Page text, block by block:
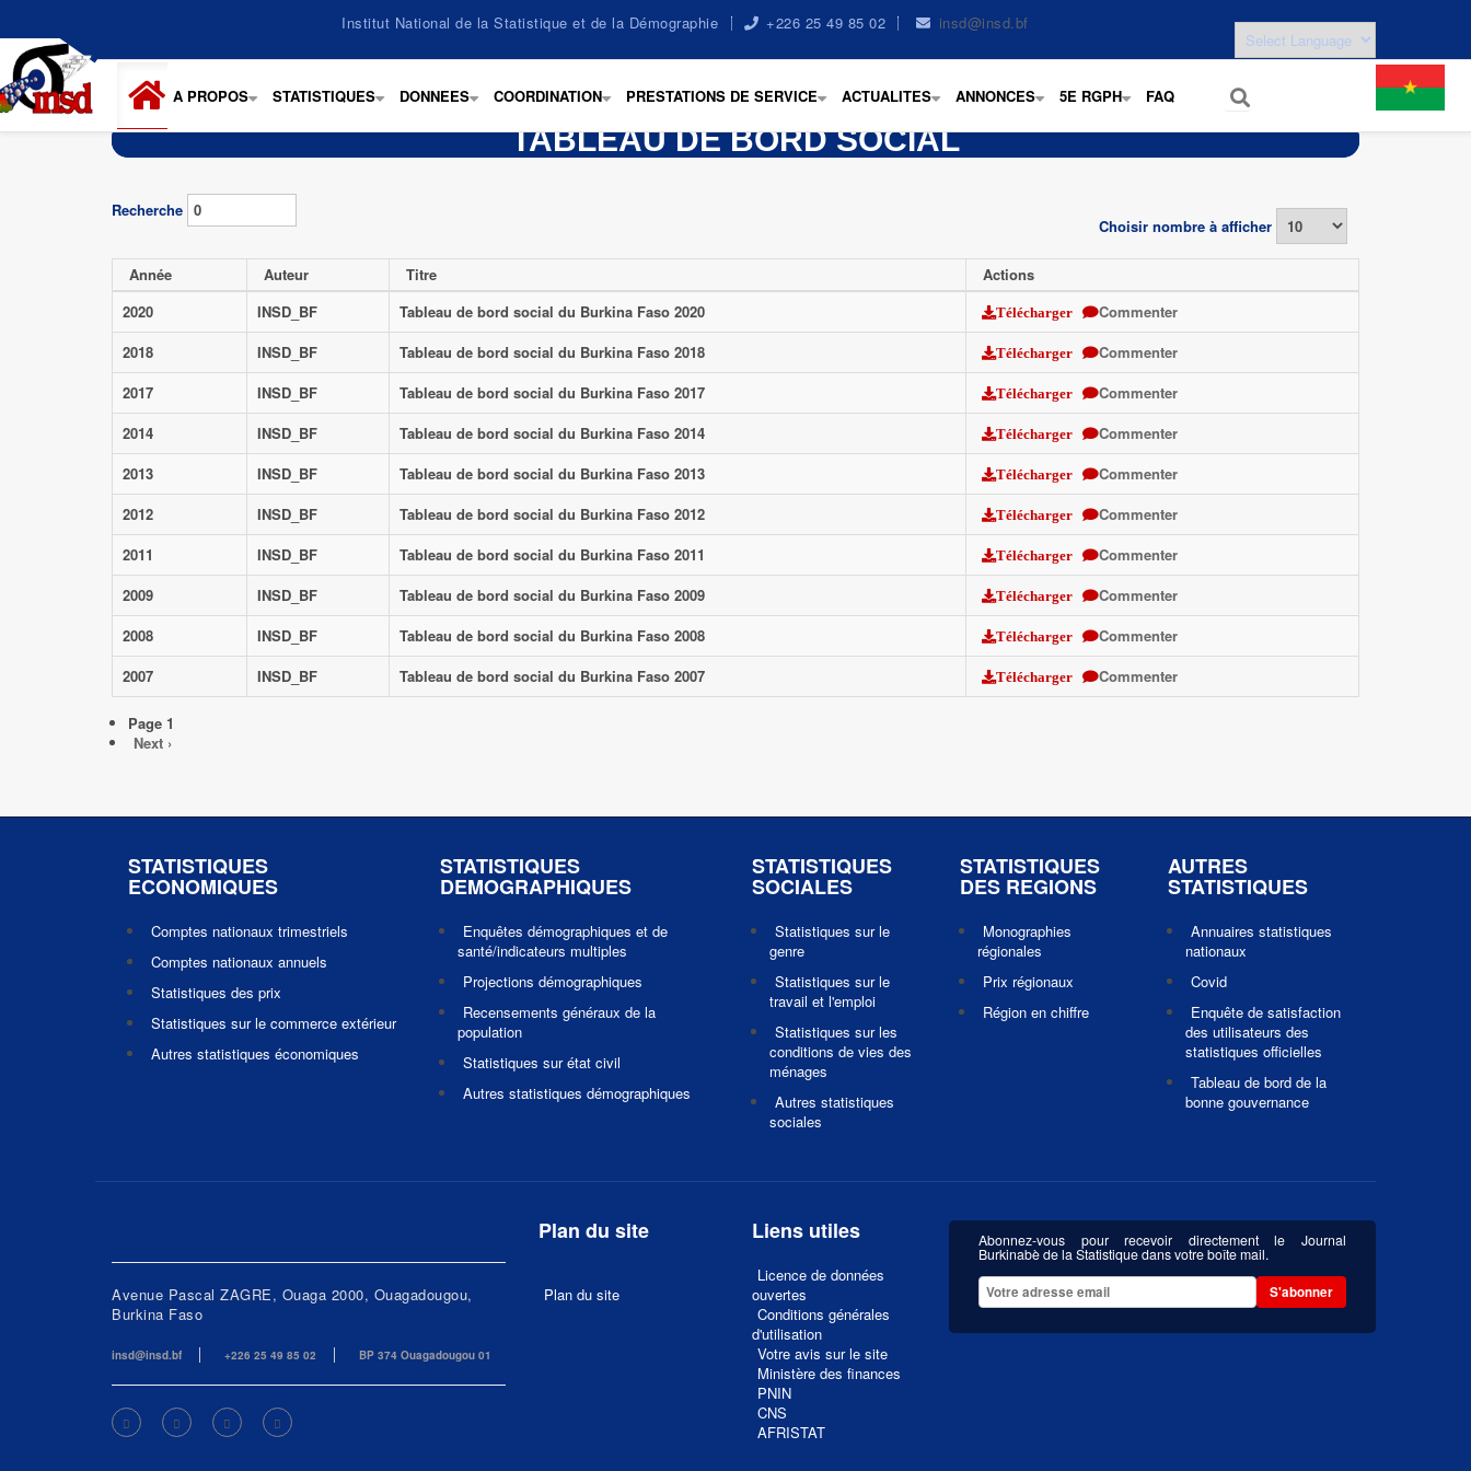
contenu
principal
Institut National de la Statistique et de la Démographie +226 25 49 85 02 insd@insd.bf
+
A PROPOS
+
STATISTIQUES
+
DONNEES
+
COORDINATION
+
PRESTATIONS DE SERVICE
+
ACTUALITES
+
ANNONCES
+
5E RGPH FAQ
TABLEAU DE BORD SOCIAL
Choisir nombre à afficher
Recherche
Année Auteur Titre
Actions
2020
INSD_BF Tableau de bord social du Burkina Faso 2020 Télécharger
Commenter
2018
INSD_BF Tableau de bord social du Burkina Faso 2018 Télécharger
Commenter
2017
INSD_BF Tableau de bord social du Burkina Faso 2017 Télécharger
Commenter
2014
INSD_BF Tableau de bord social du Burkina Faso 2014 Télécharger
Commenter
2013
INSD_BF Tableau de bord social du Burkina Faso 2013 Télécharger
Commenter
2012
INSD_BF Tableau de bord social du Burkina Faso 2012 Télécharger
Commenter
2011
INSD_BF Tableau de bord social du Burkina Faso 2011 Télécharger
Commenter
2009
INSD_BF Tableau de bord social du Burkina Faso 2009 Télécharger
Commenter
2008
INSD_BF Tableau de bord social du Burkina Faso 2008 Télécharger
Commenter
2007
INSD_BF Tableau de bord social du Burkina Faso 2007 Télécharger Commenter
Pagination
Page 1
Page
Next ›
STATISTIQUES
ECONOMIQUES
Comptes nationaux trimestriels
Comptes nationaux annuels
Statistiques des prix
Statistiques sur le commerce extérieur
Autres statistiques économiques
STATISTIQUES
DEMOGRAPHIQUES
Enquêtes démographiques et de
santé/indicateurs multiples
Projections démographiques
Recensements généraux de la
population
Statistiques sur état civil
Autres statistiques démographiques
STATISTIQUES
SOCIALES
Statistiques sur le
genre
Statistiques sur le
travail et l'emploi
Statistiques sur les
conditions de vies des
ménages
Autres statistiques
sociales
STATISTIQUES
DES REGIONS
Monographies
régionales
Prix régionaux
Région en chiffre
AUTRES
STATISTIQUES
Annuaires statistiques
nationaux
Covid
Enquête de satisfaction
des utilisateurs des
statistiques officielles
Tableau de bord de la
bonne gouvernance
Avenue Pascal ZAGRE, Ouaga 2000, Ouagadougou,
Burkina Faso
insd@insd.bf +226 25 49 85 02 BP 374 Ouagadougou 01
Plan du site
Plan du site
Liens utiles
Licence de données
ouvertes
Conditions générales
d'utilisation
Votre avis sur le site
Ministère des finances
PNIN
CNS
AFRISTAT
Abonnez-vous pour recevoir directement le Journal
Burkinabè de la Statistique dans votre boîte mail.
S'abonner